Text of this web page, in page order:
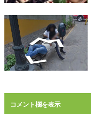
コメント欄を表示